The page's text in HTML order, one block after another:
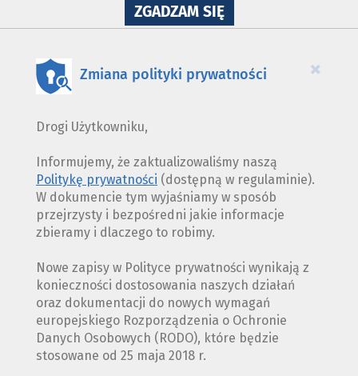
ZGADZAM SIĘNA
WYKORZYSTANIE
×
Zmiana polityki prywatności
Drogi Użytkowniku,
Informujemy, że zaktualizowaliśmy naszą
Politykę prywatności (dostępną w regulaminie).
W dokumencie tym wyjaśniamy w sposób
przejrzysty i bezpośredni jakie informacje
zbieramy i dlaczego to robimy.
Nowe zapisy w Polityce prywatności wynikają z
konieczności dostosowania naszych działań
oraz dokumentacji do nowych wymagań
europejskiego Rozporządzenia o Ochronie
Danych Osobowych (RODO), które będzie
stosowane od 25 maja 2018 r.